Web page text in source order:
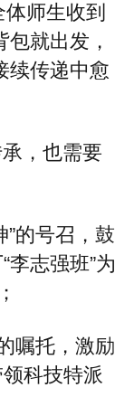
师生收到
就出发，
续传递中愈
，也需要
”的号召，鼓
李志强班”为
嘱托，激励
科技特派